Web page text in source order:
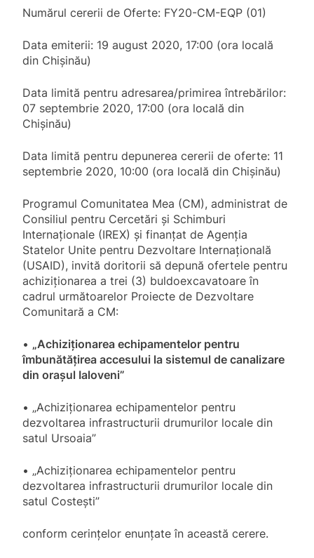
Numărul cererii de Oferte: FY20-CM-EQP (01)
Data emiterii: 19 august 2020, 17:00 (ora locală
din Chișinău)
Data limită pentru adresarea/primirea întrebărilor:
07 septembrie 2020, 17:00 (ora locală din
Chișinău)
Data limită pentru depunerea cererii de oferte: 11
septembrie 2020, 10:00 (ora locală din Chișinău)
Programul Comunitatea Mea (CM), administrat de
Consiliul pentru Cercetări şi Schimburi
Internaționale (IREX) și finanțat de Agenția
Statelor Unite pentru Dezvoltare Internațională
(USAID), invită doritorii să depună ofertele pentru
achiziționarea a trei (3) buldoexcavatoare în
cadrul următoarelor Proiecte de Dezvoltare
Comunitară a CM:
• „Achiziționarea echipamentelor pentru
îmbunătățirea accesului la sistemul de canalizare
din orașul Ialoveni”
• „Achiziționarea echipamentelor pentru
dezvoltarea infrastructurii drumurilor locale din
satul Ursoaia”
• „Achiziționarea echipamentelor pentru
dezvoltarea infrastructurii drumurilor locale din
satul Costești”
conform cerințelor enunțate în această cerere.